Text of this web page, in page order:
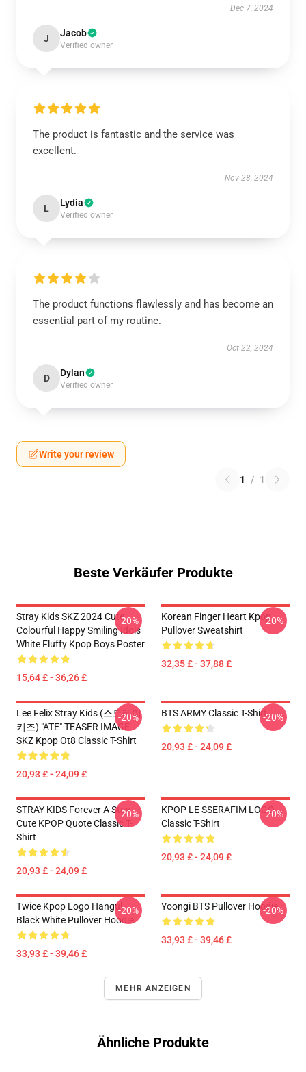
Dec 7, 2024
J Jacob
Verified owner
The product is fantastic and the service was
excellent.
Nov 28, 2024
L Lydia
Verified owner
The product functions flawlessly and has become an
essential part of my routine.
Oct 22, 2024
D Dylan
Verified owner
Write your review
1 / 1
Beste Verkäufer Produkte
Stray Kids SKZ 2024 Cute
Colourful Happy Smiling Idols
White Fluffy Kpop Boys Poster
15,64 £ - 36,26 £
-20%
Korean Finger Heart Kpop
Pullover Sweatshirt
32,35 £ - 37,88 £
-20%
Lee Felix Stray Kids (스트레이
키즈) "ATE" TEASER IMAGE
SKZ Kpop Ot8 Classic T-Shirt
20,93 £ - 24,09 £
-20% BTS ARMY Classic T-Shirt
20,93 £ - 24,09 £
-20%
STRAY KIDS Forever A Stay
Cute KPOP Quote Classic T-
Shirt
20,93 £ - 24,09 £
-20%
KPOP LE SSERAFIM LOGO
Classic T-Shirt
20,93 £ - 24,09 £
-20%
Twice Kpop Logo Hangul
Black White Pullover Hoodie
33,93 £ - 39,46 £
-20% Yoongi BTS Pullover Hoodie
33,93 £ - 39,46 £
-20%
MEHR ANZEIGEN
Ähnliche Produkte